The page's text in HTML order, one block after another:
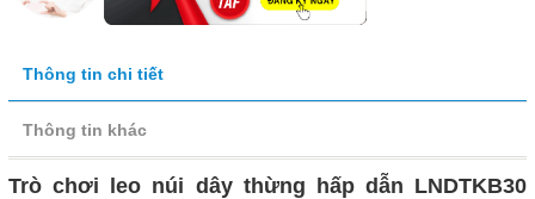
Thông tin chi tiết
Thông tin khác
Trò chơi leo núi dây thừng hấp dẫn LNDTKB30